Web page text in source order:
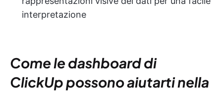
interpretazione
Come le dashboard di
ClickUp possono aiutarti nella